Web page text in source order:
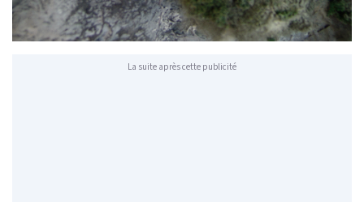
La suite après cette publicité